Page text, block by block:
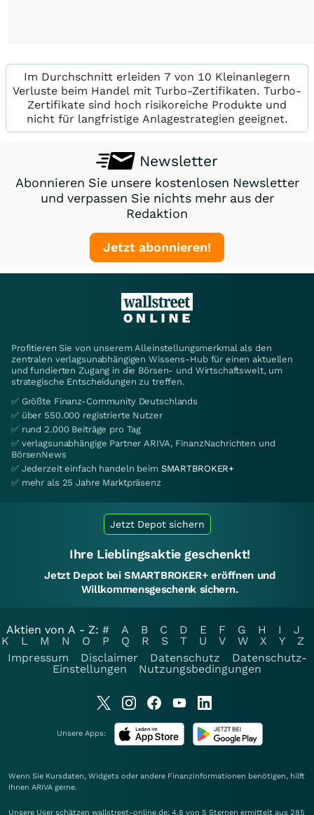
Im Durchschnitt erleiden 7 von 10 Kleinanlegern
Verluste beim Handel mit Turbo-Zertifikaten. Turbo-
Zertifikate sind hoch risikoreiche Produkte und
nicht für langfristige Anlagestrategien geeignet.
Newsletter
Abonnieren Sie unsere kostenlosen Newsletter
und verpassen Sie nichts mehr aus der
Redaktion
Jetzt abonnieren!
Profitieren Sie von unserem Alleinstellungsmerkmal als den
zentralen verlagsunabhängigen Wissens-Hub für einen aktuellen
und fundierten Zugang in die Börsen- und Wirtschaftswelt, um
strategische Entscheidungen zu treffen.
✅ Größte Finanz-Community Deutschlands
✅ über 550.000 registrierte Nutzer
✅ rund 2.000 Beiträge pro Tag
✅ verlagsunabhängige Partner ARIVA, FinanzNachrichten und
BörsenNews
✅ Jederzeit einfach handeln beim SMARTBROKER+
✅ mehr als 25 Jahre Marktpräsenz
Jetzt Depot sichern
Ihre Lieblingsaktie geschenkt!
Jetzt Depot bei SMARTBROKER+ eröffnen und
Willkommensgeschenk sichern.
Aktien von A - Z: # A B C D E F G H I
J
K
L M N O P Q R S T U V W X Y
Z
Impressum
Disclaimer Datenschutz
Datenschutz-
Einstellungen
Nutzungsbedingungen
Unsere Apps:
Wenn Sie Kursdaten, Widgets oder andere Finanzinformationen benötigen, hilft
Ihnen ARIVA gerne.
Unsere User schätzen wallstreet-online.de: 4.8 von 5 Sternen ermittelt aus 285